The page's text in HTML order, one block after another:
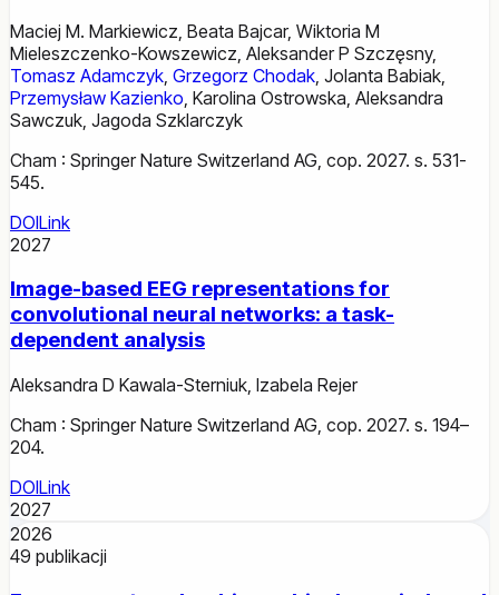
Maciej M. Markiewicz Beata Bajcar, Wiktoria M
Mieleszczenko-Kowszewicz Aleksander P Szczęsny,
Tomasz Adamczyk Grzegorz Chodak Jolanta Babiak
Przemysław Kazienko Karolina Ostrowska Aleksandra
Sawczuk Jagoda Szklarczyk
Cham : Springer Nature Switzerland AG, cop. 2027. s. 531-
545.
DOILink
2027
Image-based EEG representations for
convolutional neural networks: a task-
dependent analysis
Aleksandra D Kawala-Sterniuk, Izabela Rejer
Cham : Springer Nature Switzerland AG, cop. 2027. s. 194–
204.
DOILink
2027
2026
49 publikacji